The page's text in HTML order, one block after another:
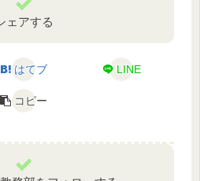
ェアする
はてブ LINE
コピー